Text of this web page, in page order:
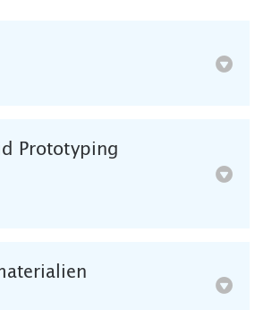
Prototyping